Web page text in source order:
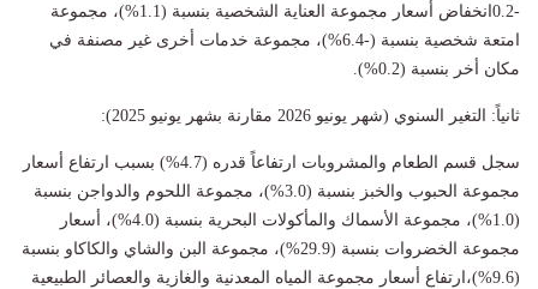
-0.2انخفاض أسعار مجموعة العناية الشخصية بنسبة (1.1%)، مجموعة
امتعة شخصية بنسبة (-6.4%)، مجموعة خدمات أخرى غير مصنفة في
مكان أخر بنسبة (0.2%).
ثانياً: التغير السنوي (شهر يونيو 2026 مقارنة بشهر يونيو 2025):
سجل قسم الطعام والمشروبات ارتفاعاً قدره (4.7%) بسبب ارتفاع أسعار
مجموعة الحبوب والخبز بنسبة (3.0%)، مجموعة اللحوم والدواجن بنسبة
(1.0%)، مجموعة الأسماك والمأكولات البحرية بنسبة (4.0%)، أسعار
مجموعة الخضروات بنسبة (29.9%)، مجموعة البن والشاي والكاكاو بنسبة
(9.6%)،ارتفاع أسعار مجموعة المياه المعدنية والغازية والعصائر الطبيعية